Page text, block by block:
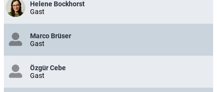
Helene Bockhorst
Gast
Marco Brüser
Gast
Özgür Cebe
Gast